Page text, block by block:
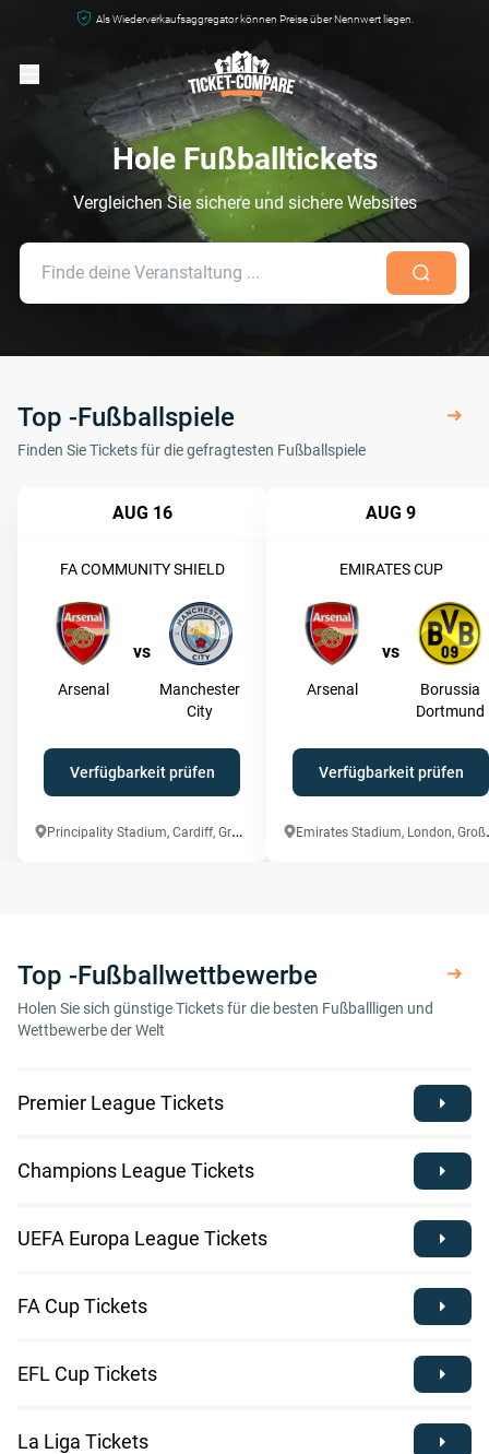
Als Wiederverkaufsaggregator können Preise über Nennwert liegen.
Hole Fußballtickets
Vergleichen Sie sichere und sichere Websites
Top -Fußballspiele
Finden Sie Tickets für die gefragtesten Fußballspiele
AUG 16
FA COMMUNITY SHIELD
vs
Arsenal
Manchester
City
Verfügbarkeit prüfen
P
rincipality Stadium, Cardiff, Großbritannien
AUG 9
EMIRATES CUP
vs
Arsenal
Borussia
Dortmund
Verfügbarkeit prüfen
Top -Fußballwettbewerbe
Holen Sie sich günstige Tickets für die besten Fußballligen und
Wettbewerbe der Welt
Premier League Tickets
Champions League Tickets
UEFA Europa League Tickets
FA Cup Tickets
EFL Cup Tickets
La Liga Tickets